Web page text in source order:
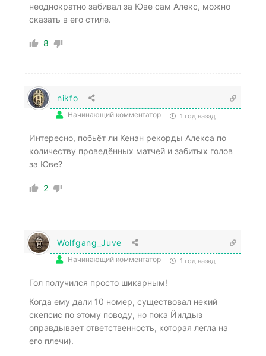
неоднократно забивал за Юве сам Алекс, можно
сказать в его стиле.
8
nikfo
Начинающий комментатор 1 год назад
Интересно, побьёт ли Кенан рекорды Алекса по
количеству проведённых матчей и забитых голов
за Юве?
2
Wolfgang_Juve
Начинающий комментатор 1 год назад
Гол получился просто шикарным!
Когда ему дали 10 номер, существовал некий
скепсис по этому поводу, но пока Йилдыз
оправдывает ответственность, которая легла на
его плечи).